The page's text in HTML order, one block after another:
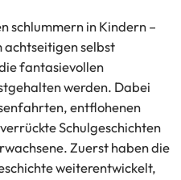
schlummern in Kindern –
achtseitigen selbst
fantasievollen
werden. Dabei
entflohenen
Schulgeschichten
Zuerst haben die
weiterentwickelt,